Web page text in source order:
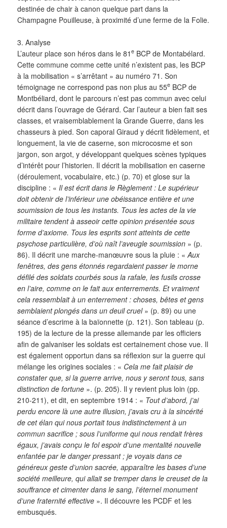
destinée de chair à canon quelque part dans la
Champagne Pouilleuse, à proximité d’une ferme de la Folie.
3. Analyse
L’auteur place son héros dans le 81e BCP de Montabélard.
Cette commune comme cette unité n’existent pas, les BCP
à la mobilisation « s’arrêtant » au numéro 71. Son
témoignage ne correspond pas non plus au 55e BCP de
Montbéliard, dont le parcours n’est pas commun avec celui
décrit dans l’ouvrage de Gérard. Car l’auteur a bien fait ses
classes, et vraisemblablement la Grande Guerre, dans les
chasseurs à pied. Son caporal Giraud y décrit fidèlement, et
longuement, la vie de caserne, son microcosme et son
jargon, son argot, y développant quelques scènes typiques
d’intérêt pour l’historien. Il décrit la mobilisation en caserne
(déroulement, vocabulaire, etc.) (p. 70) et glose sur la
discipline : « Il est écrit dans le Règlement : Le supérieur
doit obtenir de l’inférieur une obéissance entière et une
soumission de tous les instants. Tous les actes de la vie
militaire tendent à asseoir cette opinion présentée sous
forme d’axiome. Tous les esprits sont atteints de cette
psychose particulière, d’où naît l’aveugle soumission » (p.
86). Il décrit une marche-manœuvre sous la pluie : «Aux
fenêtres, des gens étonnés regardaient passer le morne
défilé des soldats courbés sous la rafale, les fusils crosse
en l’aire, comme on le fait aux enterrements. Et vraiment
cela ressemblait à un enterrement : choses, bêtes et gens
semblaient plongés dans un deuil cruel» (p. 89) ou une
séance d’escrime à la baïonnette (p. 121). Son tableau (p.
195) de la lecture de la presse allemande par les officiers
afin de galvaniser les soldats est certainement chose vue. Il
est également opportun dans sa réflexion sur la guerre qui
mélange les origines sociales : « Cela me fait plaisir de
constater que, si la guerre arrive, nous y seront tous, sans
distinction de fortune ». (p. 205). Il y revient plus loin (pp.
210-211), et dit, en septembre 1914 : « Tout d’abord, j’ai
perdu encore là une autre illusion, j’avais cru à la sincérité
de cet élan qui nous portait tous indistinctement à un
commun sacrifice ; sous l’uniforme qui nous rendait frères
égaux, j’avais conçu le fol espoir d’une mentalité nouvelle
enfantée par le danger pressant ; je voyais dans ce
généreux geste d’union sacrée, apparaître les bases d’une
société meilleure, qui allait se tremper dans le creuset de la
souffrance et cimenter dans le sang, l’éternel monument
d’une fraternité effective ». Il découvre les PCDF et les
embusqués.